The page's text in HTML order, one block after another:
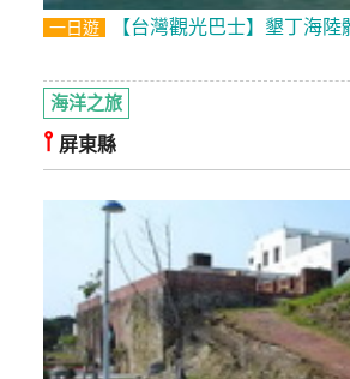
一日遊 【台灣觀光巴士】墾丁海
海洋之旅
⫯ 屏東縣